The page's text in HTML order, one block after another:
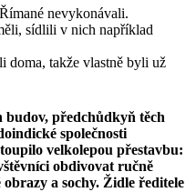
nevykonávali.
sídlili v nich například
doma, takže vlastně byli už
budov, předchůdkyň těch
společnosti
velkolepou přestavbu:
obdivovat ručně
a sochy. Židle ředitele